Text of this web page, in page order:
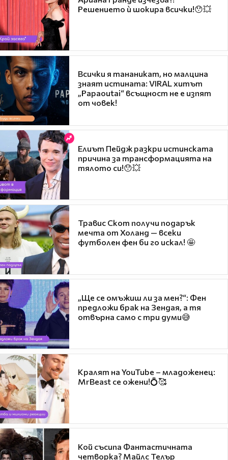
Решението ѝ шокира всички!😯💥
Всички я тананикат, но малцина
знаят истината: VIRAL хитът
„Papaoutai“ всъщност не е изпят
от човек!
Елиът Пейдж разкри истинската
причина за трансформацията на
тялото си!😯💥
Травис Скот получи подарък
мечта от Холанд — всеки
футболен фен би го искал! 🤩
„Ще се омъжиш ли за мен?“: Фен
предложи брак на Зендая, а тя
отвърна само с три думи😅
Кралят на YouTube – младоженец:
MrBeast се ожени!💍🥰
Кой съсипа Фантастичната
четворка? Майлс Телър